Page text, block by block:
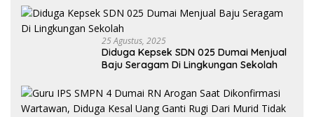
25 Agustus, 2025
Diduga Kepsek SDN 025 Dumai Menjual
Baju Seragam Di Lingkungan Sekolah